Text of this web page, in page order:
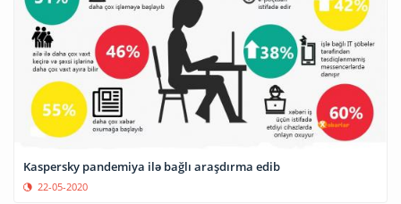
Kaspersky pandemiya ilə bağlı araşdırma edib
22-05-2020